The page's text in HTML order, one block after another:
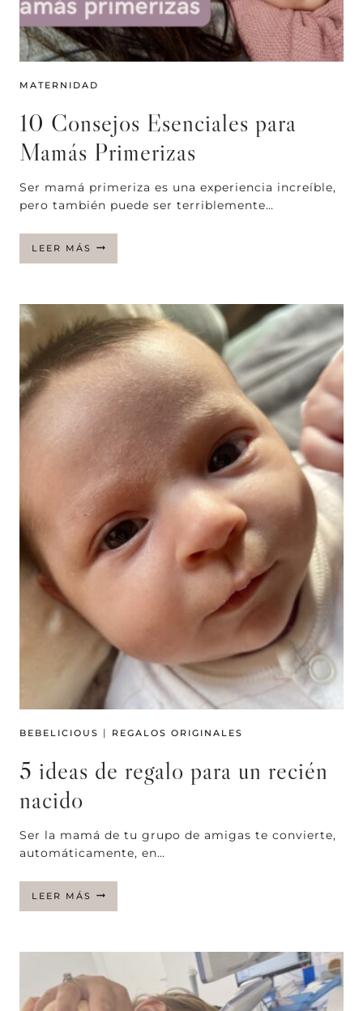
MATERNIDAD
10 Consejos Esenciales para
Mamás Primerizas
Ser mamá primeriza es una experiencia increíble,
pero también puede ser terriblemente…
LEER MÁS 10
CONSEJOS
MAMÁS
PRIMERIZAS
BEBELICIOUS | REGALOS ORIGINALES
5 ideas de regalo para un recién
nacido
Ser la mamá de tu grupo de amigas te convierte,
automáticamente, en…
LEER MÁS 5
IDEAS
PARA
RECIÉN
NACIDO